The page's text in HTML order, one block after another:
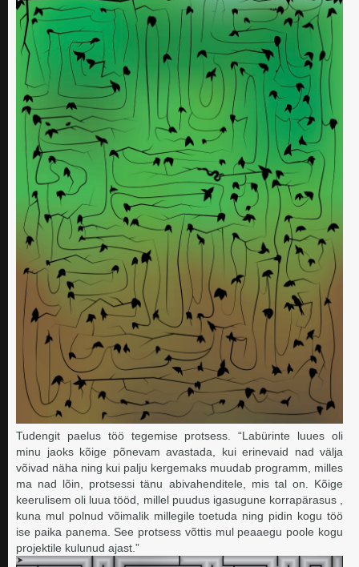
Tudengit paelus töö tegemise protsess. “Labürinte luues oli
minu jaoks kõige põnevam avastada, kui erinevaid nad välja
võivad näha ning kui palju kergemaks muudab programm, milles
ma nad lõin, protsessi tänu abivahenditele, mis tal on. Kõige
keerulisem oli luua tööd, millel puudus igasugune korrapärasus ,
kuna mul polnud võimalik millegile toetuda ning pidin kogu töö
ise paika panema. See protsess võttis mul peaaegu poole kogu
projektile kulunud ajast.”